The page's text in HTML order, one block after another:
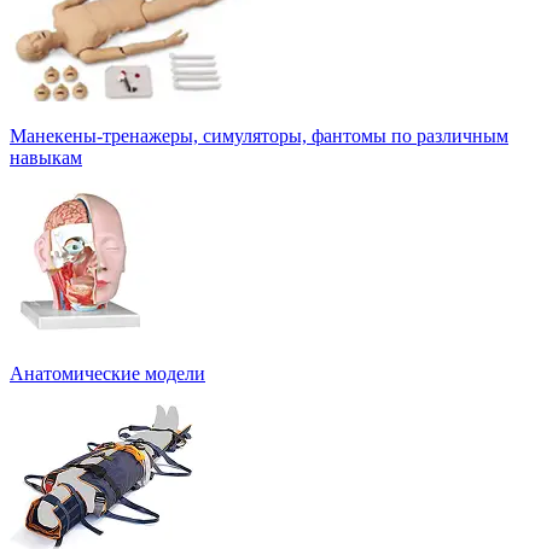
Манекены-тренажеры, симуляторы, фантомы по различным
навыкам
Анатомические модели